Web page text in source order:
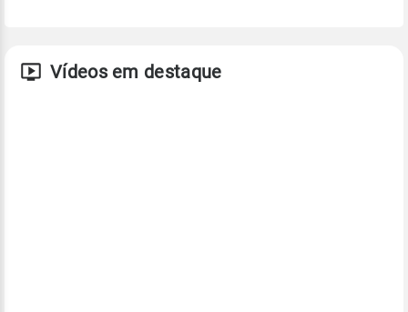
Vídeos em destaque